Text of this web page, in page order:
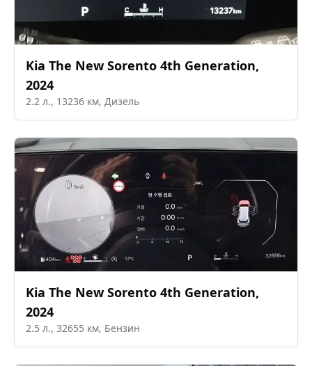
Kia The New Sorento 4th Generation,
2024
2.2 л., 13236 км, Дизель
Kia The New Sorento 4th Generation,
2024
2.5 л., 32655 км, Бензин